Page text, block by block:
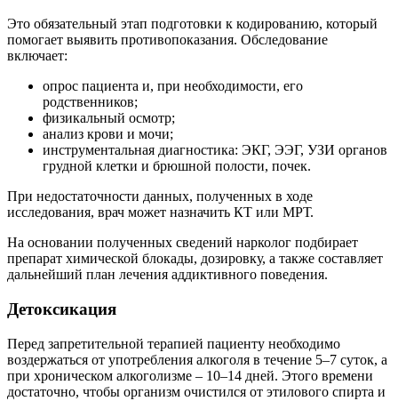
Это обязательный этап подготовки к кодированию, который
помогает выявить противопоказания. Обследование
включает:
опрос пациента и, при необходимости, его
родственников;
физикальный осмотр;
анализ крови и мочи;
инструментальная диагностика: ЭКГ, ЭЭГ, УЗИ органов
грудной клетки и брюшной полости, почек.
При недостаточности данных, полученных в ходе
исследования, врач может назначить КТ или МРТ.
На основании полученных сведений нарколог подбирает
препарат химической блокады, дозировку, а также составляет
дальнейший план лечения аддиктивного поведения.
Детоксикация
Перед запретительной терапией пациенту необходимо
воздержаться от употребления алкоголя в течение 5–7 суток, а
при хроническом алкоголизме – 10–14 дней. Этого времени
достаточно, чтобы организм очистился от этилового спирта и